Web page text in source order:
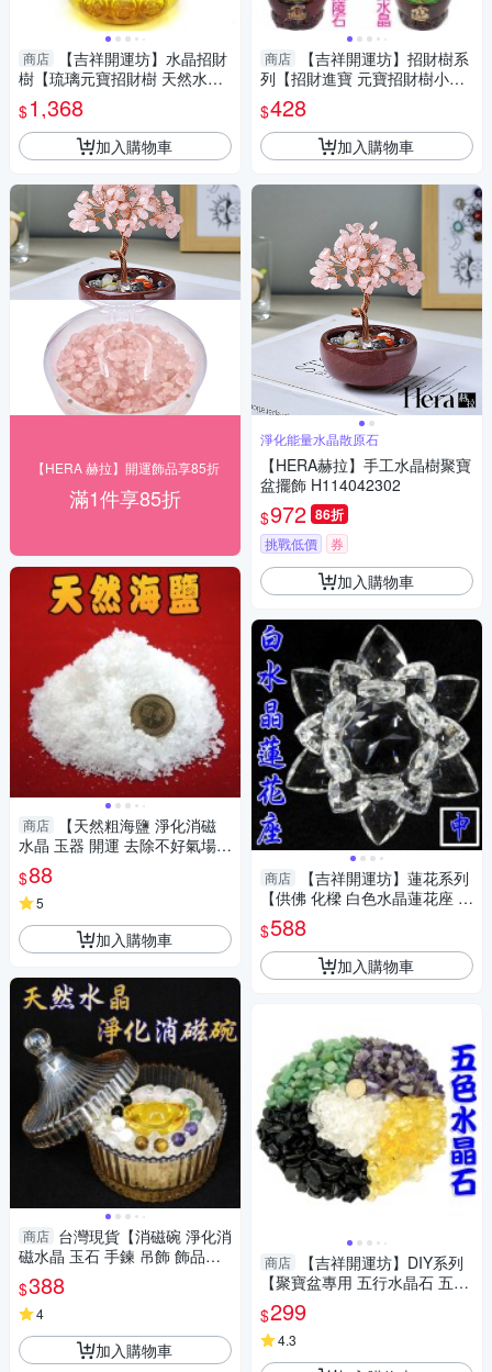
商店
【吉祥開運坊】水晶招財
樹【琉璃元寶招財樹 天然水晶
招財樹 元寶發財樹 大型】 開光
擇日
$1,368
加入購物車
【HERA 赫拉】開運飾品享85折
滿1件享85折
商店
【天然粗海鹽 淨化消磁
水晶 玉器 開運 去除不好氣場
每包約150公克】
$88
5
加入購物車
商店 台灣現貨【消磁碗 淨化消
磁水晶 玉石 手鍊 吊飾 飾品等
附白水晶300公克 元寶 已淨
化】
$388
4
加入購物車
商店
【吉祥開運坊】招財樹系
列【招財進寶 元寶招財樹小型
天然水晶招財樹 】 淨化開光 擇
日
$428
加入購物車
淨化能量水晶散原石
【HERA赫拉】手工水晶樹聚寶
盆擺飾 H114042302
$972 86折
挑戰低價 券
加入購物車
商店
【吉祥開運坊】蓮花系列
【供佛 化樑 白色水晶蓮花座 中
型】開光 擇日
$588
加入購物車
商店
【吉祥開運坊】DIY系列
【聚寶盆專用 五行水晶石 五色
石 大顆 每包100公克 共500公
克】已淨化
$299
4.3